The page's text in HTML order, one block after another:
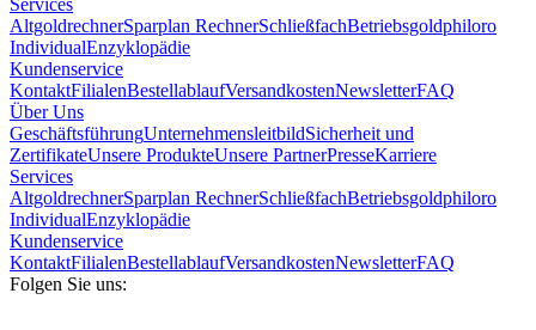
Services
AltgoldrechnerSparplan RechnerSchließfachBetriebsgoldphiloro
IndividualEnzyklopädie
Kundenservice
KontaktFilialenBestellablaufVersandkostenNewsletterFAQ
Über Uns
GeschäftsführungUnternehmensleitbildSicherheit und
ZertifikateUnsere ProdukteUnsere PartnerPresseKarriere
Services
AltgoldrechnerSparplan RechnerSchließfachBetriebsgoldphiloro
IndividualEnzyklopädie
Kundenservice
KontaktFilialenBestellablaufVersandkostenNewsletterFAQ
Folgen Sie uns: